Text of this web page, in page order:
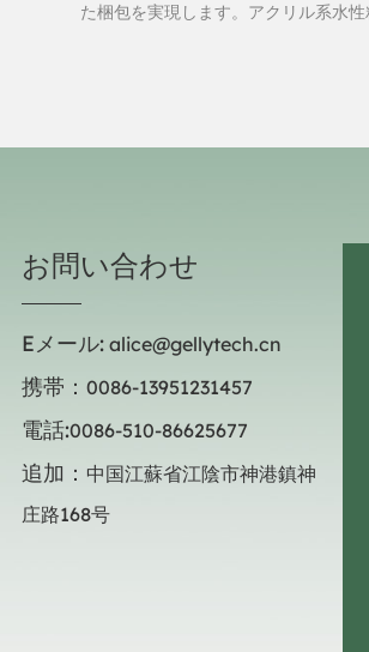
た梱包を実現します。アクリル系水性
お問い合わせ
Eメール: alice@gellytech.cn
携帯： 0086-13951231457
電話:0086-510-86625677
追加： 中国江蘇省江陰市神港鎮神
庄路168号